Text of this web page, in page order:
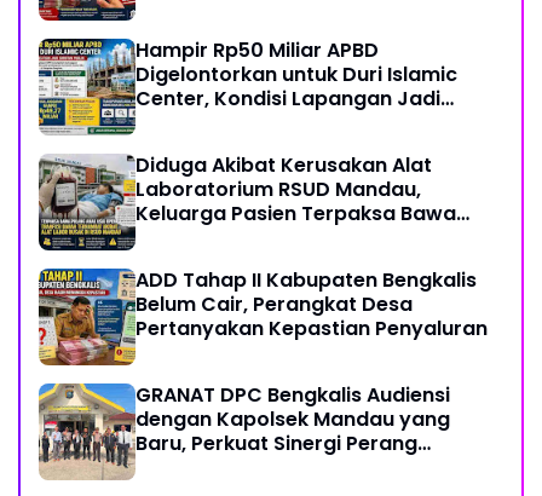
Hampir Rp50 Miliar APBD
Digelontorkan untuk Duri Islamic
Center, Kondisi Lapangan Jadi
Diduga Akibat Kerusakan Alat
Laboratorium RSUD Mandau,
Keluarga Pasien Terpaksa Bawa
Transfusi Darah
ADD Tahap II Kabupaten Bengkalis
Belum Cair, Perangkat Desa
Pertanyakan Kepastian Penyaluran
GRANAT DPC Bengkalis Audiensi
dengan Kapolsek Mandau yang
Baru, Perkuat Sinergi Perang